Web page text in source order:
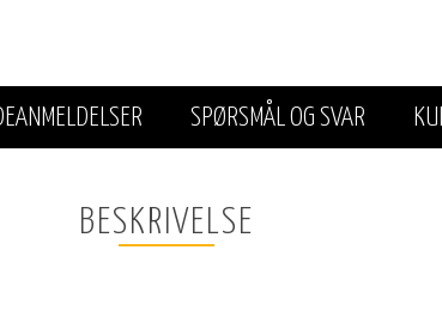
SPØRSMÅL OG SVAR
BESKRIVELSE